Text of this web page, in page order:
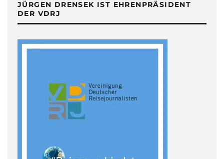
JÜRGEN DRENSEK IST EHRENPRÄSIDENT
DER VDRJ